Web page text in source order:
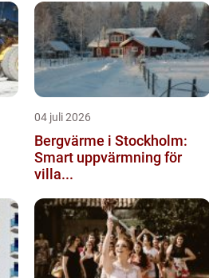
04 juli 2026
Bergvärme i Stockholm:
Smart uppvärmning för
villa...